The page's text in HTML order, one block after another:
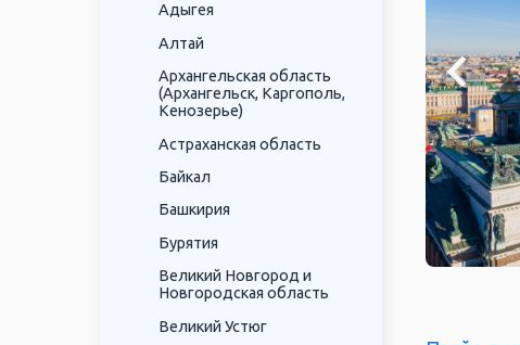
Адыгея
Алтай
Архангельская область
(Архангельск, Каргополь,
Кенозерье)
Астраханская область
Байкал
Башкирия
Бурятия
Великий Новгород и
Новгородская область
Великий Устюг